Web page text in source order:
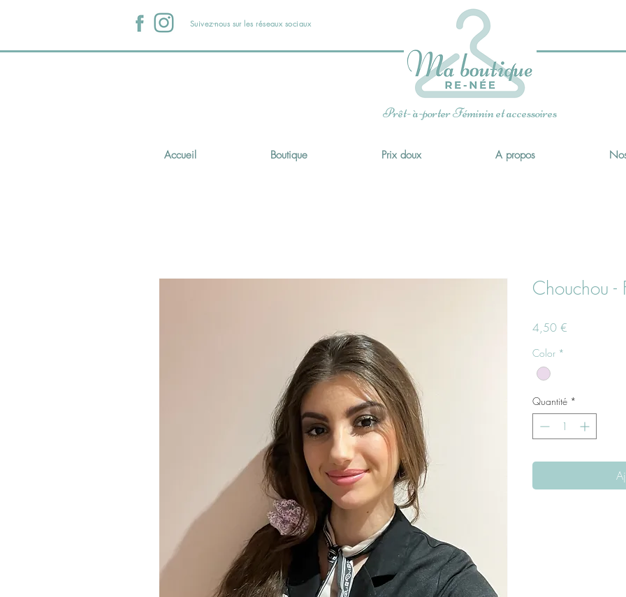
Suivez-nous sur les réseaux sociaux
Prêt- à-porter Féminin et accessoires
Accueil Boutique Prix doux A propos
Chouchou -
4,50 €
Color *
Quantité *